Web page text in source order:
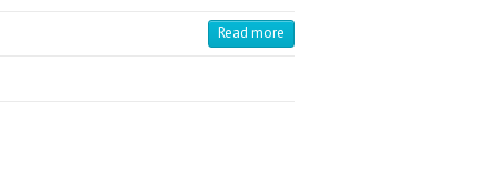
Read more